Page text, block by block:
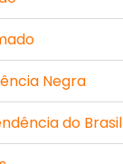
Negra
do Brasil